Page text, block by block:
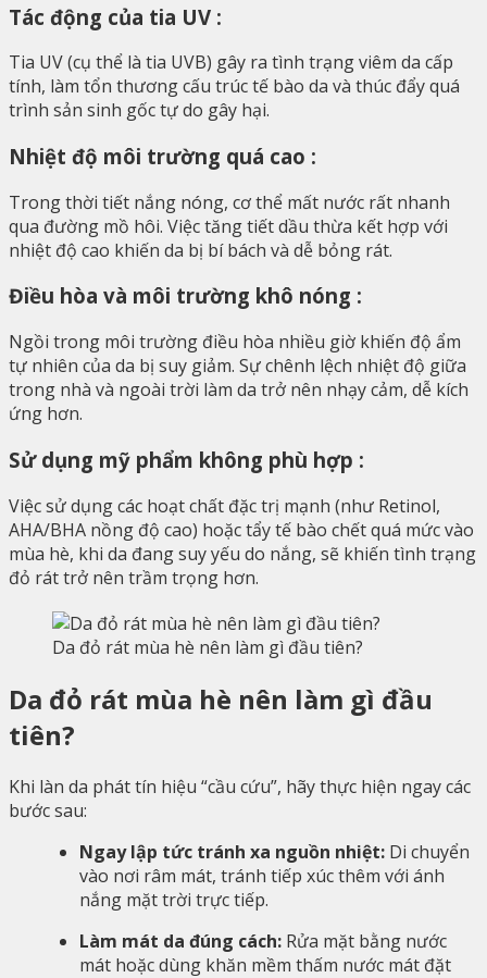
Tác động của tia UV :
Tia UV (cụ thể là tia UVB) gây ra tình trạng viêm da cấp
tính, làm tổn thương cấu trúc tế bào da và thúc đẩy quá
trình sản sinh gốc tự do gây hại.
Nhiệt độ môi trường quá cao :
Trong thời tiết nắng nóng, cơ thể mất nước rất nhanh
qua đường mồ hôi. Việc tăng tiết dầu thừa kết hợp với
nhiệt độ cao khiến da bị bí bách và dễ bỏng rát.
Điều hòa và môi trường khô nóng :
Ngồi trong môi trường điều hòa nhiều giờ khiến độ ẩm
tự nhiên của da bị suy giảm. Sự chênh lệch nhiệt độ giữa
trong nhà và ngoài trời làm da trở nên nhạy cảm, dễ kích
ứng hơn.
Sử dụng mỹ phẩm không phù hợp :
Việc sử dụng các hoạt chất đặc trị mạnh (như Retinol,
AHA/BHA nồng độ cao) hoặc tẩy tế bào chết quá mức vào
mùa hè, khi da đang suy yếu do nắng, sẽ khiến tình trạng
đỏ rát trở nên trầm trọng hơn.
Da đỏ rát mùa hè nên làm gì đầu tiên?
Da đỏ rát mùa hè nên làm gì đầu
tiên?
Khi làn da phát tín hiệu “cầu cứu”, hãy thực hiện ngay các
bước sau:
Ngay lập tức tránh xa nguồn nhiệt: Di chuyển
vào nơi râm mát, tránh tiếp xúc thêm với ánh
nắng mặt trời trực tiếp.
Làm mát da đúng cách: Rửa mặt bằng nước
mát hoặc dùng khăn mềm thấm nước mát đặt